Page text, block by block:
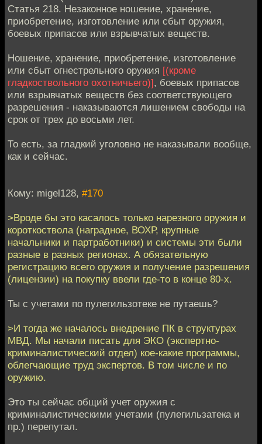
Статья 218. Незаконное ношение, хранение,
приобретение, изготовление или сбыт оружия,
боевых припасов или взрывчатых веществ.
Ношение, хранение, приобретение, изготовление
или сбыт огнестрельного оружия [(кроме
гладкоствольного охотничьего)], боевых припасов
или взрывчатых веществ без соответствующего
разрешения - наказываются лишением свободы на
срок от трех до восьми лет.
То есть, за гладкий уголовно не наказывали вообще,
как и сейчас.
Кому: migel128, #170
>Вроде бы это касалось только нарезного оружия и
короткоствола (наградное, ВОХР, крупные
начальники и партработники) и системы эти были
разные в разных регионах. А обязательную
регистрацию всего оружия и получение разрешения
(лицензии) на покупку ввели где-то в конце 80-х.
Ты с учетами по пулегильзотеке не путаешь?
>И тогда же началось внедрение ПК в структурах
МВД. Мы начали писать для ЭКО (экспертно-
криминалистический отдел) кое-какие программы,
облегчающие труд экспертов. В том числе и по
оружию.
Это ты сейчас общий учет оружия с
криминалистическими учетами (пулегильзатека и
пр.) перепутал.